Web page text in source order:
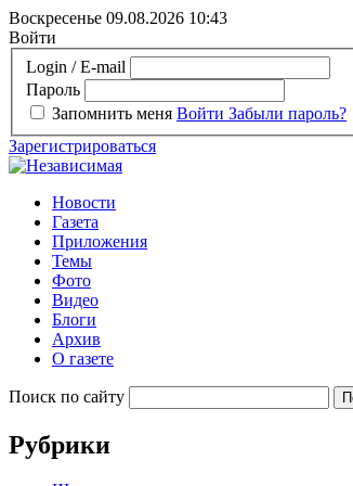
Воскресенье 09.08.2026 10:43
Войти
Login / E-mail
Пароль
Запомнить меня Войти Забыли пароль?
Зарегистрироваться
Новости
Газета
Приложения
Темы
Фото
Видео
Блоги
Архив
О газете
Поиск по сайту
Рубрики